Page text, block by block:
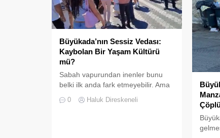
Büyükada’nın Sessiz Vedası:
Kaybolan Bir Yaşam Kültürü
mü?
Sabah vapurundan inenler bunu
belki ilk anda fark etmeyebilir. Ama
tanıyanlar bilir; adanın sesi ve
0 Haluk Direskeneli